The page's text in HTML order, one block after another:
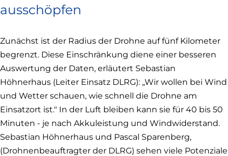
ausschöpfen
Zunächst ist der Radius der Drohne auf fünf Kilometer
begrenzt. Diese Einschränkung diene einer besseren
Auswertung der Daten, erläutert Sebastian
Höhnerhaus (Leiter Einsatz DLRG): „Wir wollen bei Wind
und Wetter schauen, wie schnell die Drohne am
Einsatzort ist." In der Luft bleiben kann sie für 40 bis 50
Minuten - je nach Akkuleistung und Windwiderstand.
Sebastian Höhnerhaus und Pascal Sparenberg,
(Drohnenbeauftragter der DLRG) sehen viele Potenziale